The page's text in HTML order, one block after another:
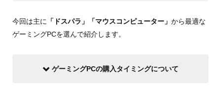
今回は主に 「ドスパラ」「マウスコンピューター」 から最適な
ゲーミングPCを選んで紹介します。
ゲーミングPCの購入タイミングについて